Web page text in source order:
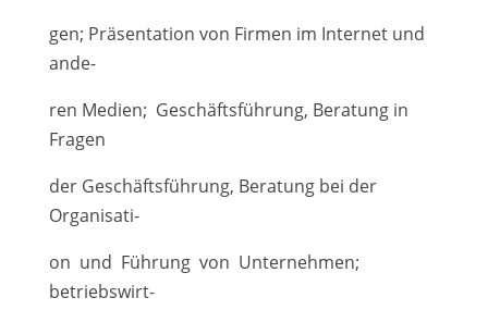
gen; Präsentation von Firmen im Internet und
ande-
ren Medien; Geschäftsführung, Beratung in
Fragen
der Geschäftsführung, Beratung bei der
Organisati-
on und Führung von Unternehmen;
betriebswirt-